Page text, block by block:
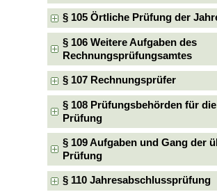
§ 105 Örtliche Prüfung der
§ 106 Weitere Aufgaben des
Rechnungsprüfungsamtes
§ 107 Rechnungsprüfer
§ 108 Prüfungsbehörden für
Prüfung
§ 109 Aufgaben und Gang der
Prüfung
§ 110 Jahresabschlussprüfung